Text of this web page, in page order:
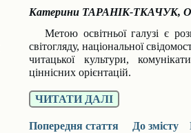
Катерини ТАРАНІК-ТКАЧУК,
Метою освітньої галузі є
світогляду, національної
читацької культури,
ціннісних орієнтацій.
ЧИТАТИ ДАЛІ
Попередня стаття До змісту